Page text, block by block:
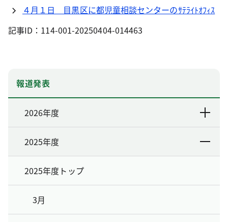
４月１日 目黒区に都児童相談センターのｻﾃﾗｲﾄｵﾌｨｽ
記事ID：114-001-20250404-014463
報道発表
2026年度
2025年度
2025年度トップ
3月